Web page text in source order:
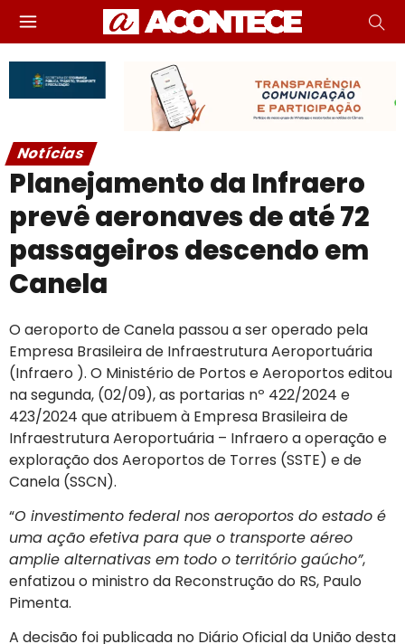
Notícias
Planejamento da Infraero
prevê aeronaves de até 72
passageiros descendo em
Canela
O aeroporto de Canela passou a ser operado pela
Empresa Brasileira de Infraestrutura Aeroportuária
(Infraero ). O Ministério de Portos e Aeroportos editou
na segunda, (02/09), as portarias nº 422/2024 e
423/2024 que atribuem à Empresa Brasileira de
Infraestrutura Aeroportuária – Infraero a operação e
exploração dos Aeroportos de Torres (SSTE) e de
Canela (SSCN).
“O investimento federal nos aeroportos do estado é
uma ação efetiva para que o transporte aéreo
amplie alternativas em todo o território gaúcho”,
enfatizou o ministro da Reconstrução do RS, Paulo
Pimenta.
A decisão foi publicada no Diário Oficial da União desta